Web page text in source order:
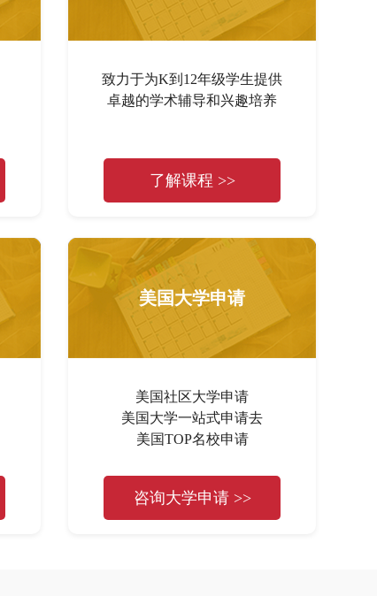
致力于为K到12年级学生提供
卓越的学术辅导和兴趣培养
了解课程 >>
美国大学申请
美国社区大学申请
美国大学一站式申请去
美国TOP名校申请
咨询大学申请 >>